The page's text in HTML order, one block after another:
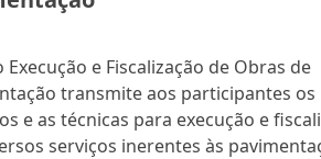
Execução e Fiscalização de Obras de
transmite aos participantes os
e as técnicas para execução e
serviços inerentes às